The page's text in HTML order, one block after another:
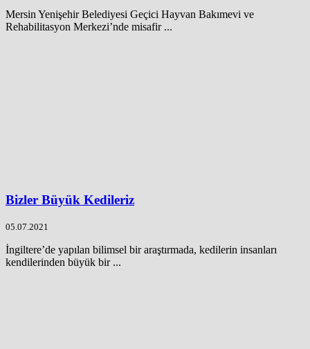
Mersin Yenişehir Belediyesi Geçici Hayvan Bakımevi ve
Rehabilitasyon Merkezi’nde misafir ...
Bizler Büyük Kedileriz
05.07.2021
İngiltere’de yapılan bilimsel bir araştırmada, kedilerin insanları
kendilerinden büyük bir ...